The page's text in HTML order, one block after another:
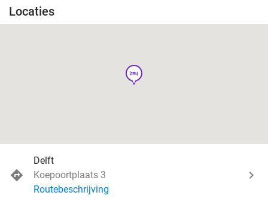
Locaties
hotel
Delft
Koepoortplaats 3
Routebeschrijving